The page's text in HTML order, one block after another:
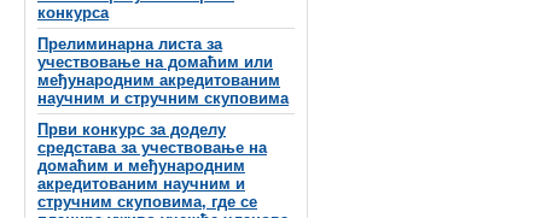
конкурса
Прелиминарна листа за
учествовање на домаћим или
међународним акредитованим
научним и стручним скуповима
Први конкурс за доделу
средстава за учествовање на
домаћим и међународним
акредитованим научним и
стручним скуповима, где се